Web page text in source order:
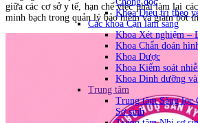
Khoa Điều trị theo
Các khoa Cận lâm sàng
Khoa Xét nghiệm –
Khoa Chẩn đoán
Khoa Dược
Khoa Kiểm soát
Khoa Dinh dưỡng
Trung tâm
Trung tâm Sàng lọc
Sơ sinh
giữa các cơ sở y tế, hạn chế việc phải làm lại
minh bạch trong quản lý bảo hiểm và giảm bớt